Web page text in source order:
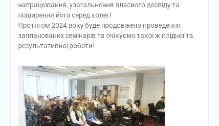
напрацювання, узагальнення власного досвіду та
поширення його серед колег!
Протягом 2024 року буде продовжено проведення
запланованих семінарів та очікуємо такої ж плідної та
результативної роботи!